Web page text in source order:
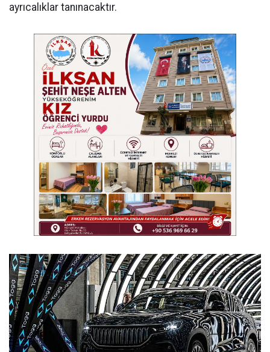
ayrıcalıklar tanınacaktır.